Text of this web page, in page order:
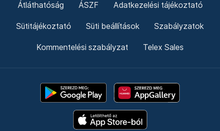
Átláthatóság ÁSZF Adatkezelési tájékoztató
Sütitájékoztató Süti beállítások Szabályzatok
Kommentelési szabályzat Telex Sales